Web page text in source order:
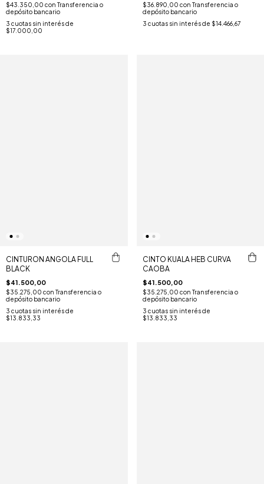
$43.350,00 con Transferencia o
depósito bancario
3 cuotas sin interés de
$17.000,00
$36.890,00 con Transferencia o
depósito bancario
3 cuotas sin interés de $14.466,67
CINTURON ANGOLA FULL
BLACK
$41.500,00
$35.275,00 con Transferencia o
depósito bancario
3 cuotas sin interés de
$13.833,33
CINTO KUALA HEB CURVA
CAOBA
$41.500,00
$35.275,00 con Transferencia o
depósito bancario
3 cuotas sin interés de
$13.833,33